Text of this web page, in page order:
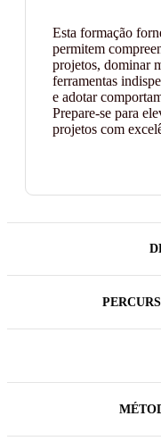
Esta formação
permitem
projetos, dominar
ferramentas
e adotar
Prepare-se para
projetos com